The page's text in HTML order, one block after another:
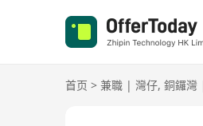
首页 > 兼職 | 灣仔, 銅鑼灣